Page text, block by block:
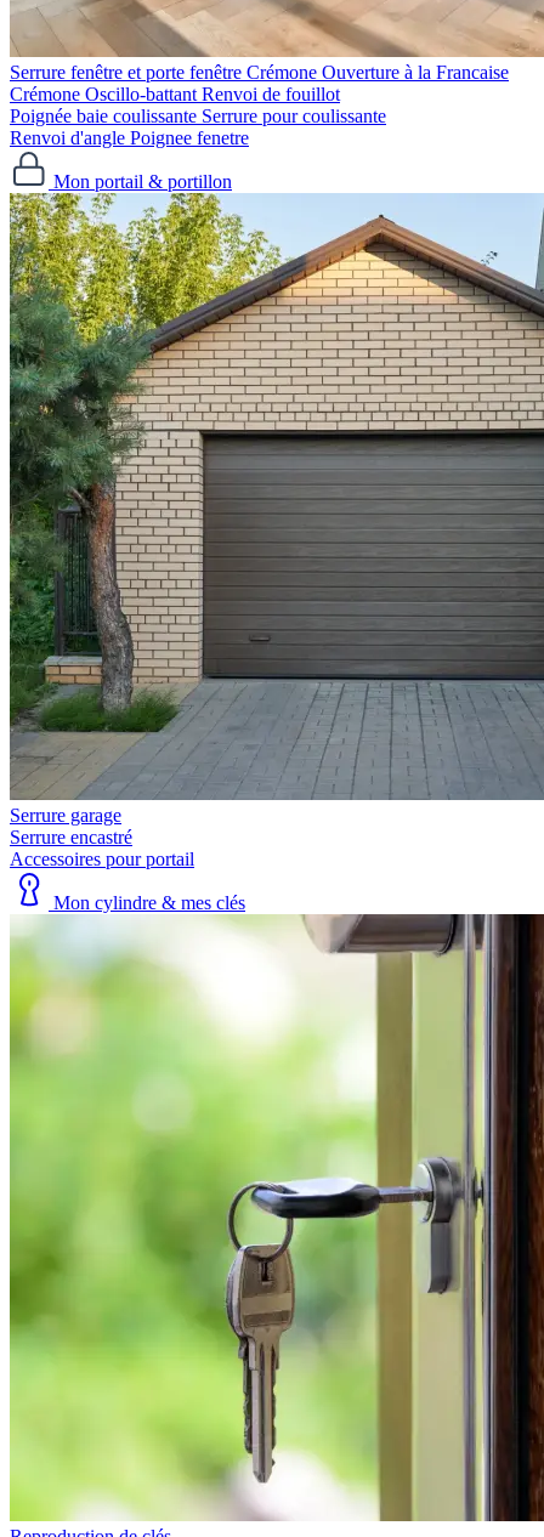
Serrure fenêtre et porte fenêtre Crémone Ouverture à la Francaise
Crémone Oscillo-battant Renvoi de fouillot
Poignée baie coulissante Serrure pour coulissante
Renvoi d'angle Poignee fenetre
Mon portail & portillon
Serrure garage
Serrure encastré
Accessoires pour portail
Mon cylindre & mes clés